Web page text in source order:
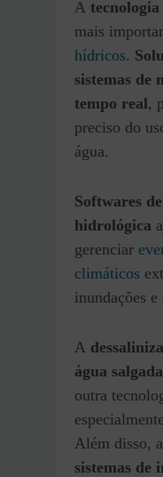
A tecnologia
mais
hídricos.
sistemas de
tempo real,
preciso do
água.
Softwares
hidrológica
gerenciar
climáticos
inundações e
A
água
outra
Além disso, a
sistemas de